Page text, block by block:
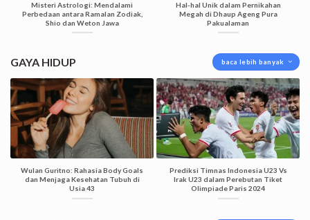
Misteri Astrologi: Mendalami
Perbedaan antara Ramalan Zodiak,
Shio dan Weton Jawa
Hal-hal Unik dalam Pernikahan
Megah di Dhaup Ageng Pura
Pakualaman
GAYA HIDUP baca lebih banyak
Wulan Guritno: Rahasia Body Goals
dan Menjaga Kesehatan Tubuh di
Usia 43
Prediksi Timnas Indonesia U23 Vs
Irak U23 dalam Perebutan Tiket
Olimpiade Paris 2024